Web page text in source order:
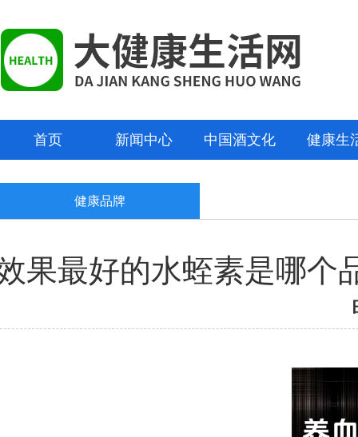
首页 新闻中心 中国酒文化 健康生
健康品牌
果最好的水蛭素是哪个